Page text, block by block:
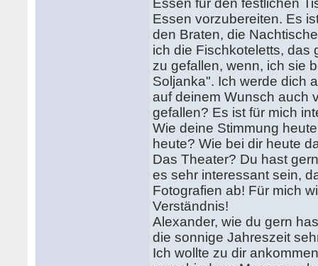
Essen für den festlichen
Essen vorzubereiten. Es
den Braten, die
ich die Fischkoteletts, das
zu gefallen, wenn, ich sie
Soljanka". Ich werde dich
auf deinem Wunsch auch
gefallen? Es ist für mich
Wie deine Stimmung
heute? Wie bei dir heute
Das Theater? Du hast
es sehr interessant sein,
Fotografien ab! Für mich
Verständnis!
Alexander, wie du gern
die sonnige Jahreszeit
Ich wollte zu dir